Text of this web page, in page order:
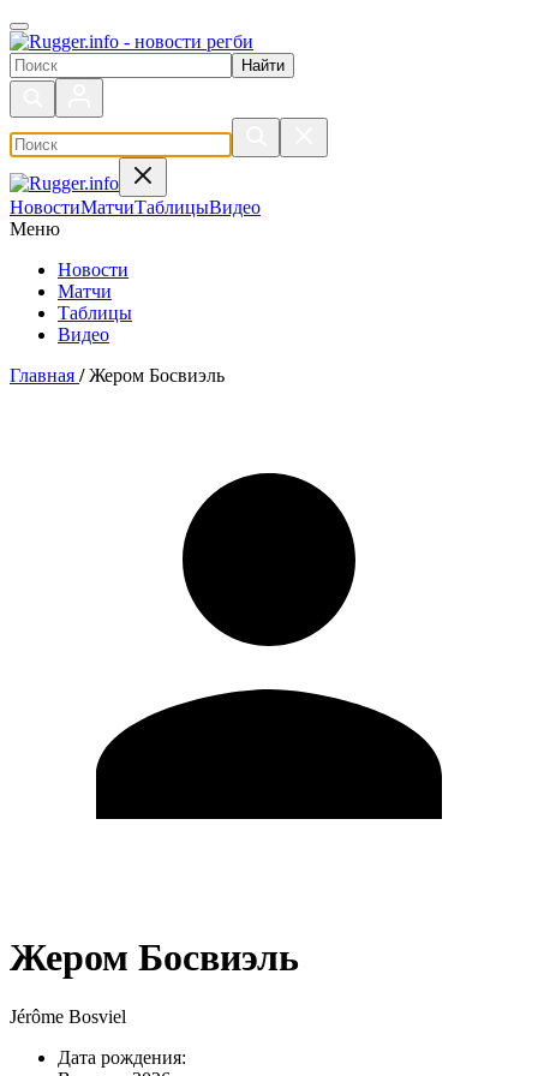
Поиск по сайту
НовостиМатчиТаблицыВидео
Меню
Новости
Матчи
Таблицы
Видео
Главная / Жером Босвиэль
Жером Босвиэль
Jérôme Bosviel
Дата рождения: